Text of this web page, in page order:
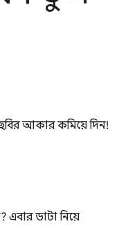
আকার কমিয়ে দিন!
ডাটা নিয়ে